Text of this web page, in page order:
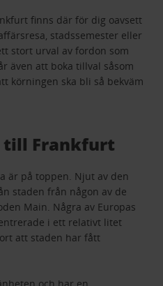
finns där för dig oavsett
stadssemester eller
stort urval av fordon som
även att boka tillval såsom
körningen ska bli så bekväm
till Frankfurt
är på toppen. Njut av den
staden från någon av de
Main. Några av Europas
i ett relativt litet
att staden har fått
och har en